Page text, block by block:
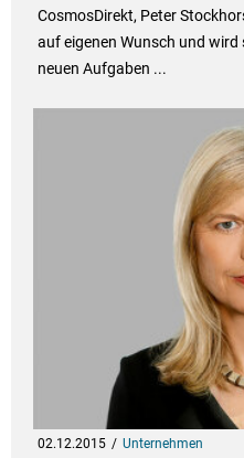
CosmosDirekt, Peter
auf eigenen Wunsch und
neuen Aufgaben ...
02.12.2015 Unternehmen